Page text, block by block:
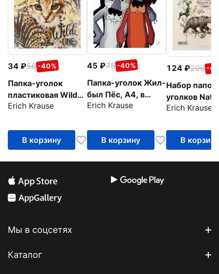
34 56 -40%
Папка-уголок
пластиковая Wild
Cat, A4
Erich Krause
В корзину
45 75 -40%
Папка-уголок Жил-
был Пёс, А4, в
ассортименте
Erich Krause
В корзину
124 206 -
Набор
уголков
Life, A4, 4
Erich Krause
В корзину
Мы в соцсетях
Каталог